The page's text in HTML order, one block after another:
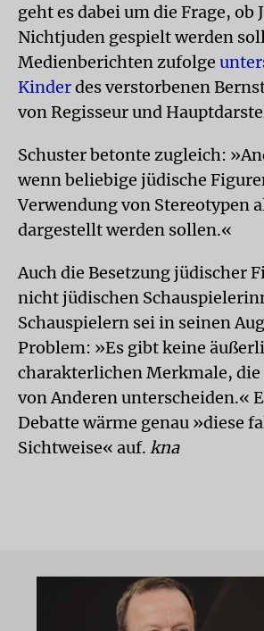
geht es dabei um die Frage, ob
Nichtjuden gespielt werden
Medienberichten zufolge
Kinderdes verstorbenen
von Regisseur und
Schuster betonte zugleich:
wenn beliebige jüdische
Verwendung von Stereotypen
dargestellt werden sollen.«
Auch die Besetzung jüdischer
nicht jüdischen
Schauspielern sei in seinen
Problem: »Es gibt keine
charakterlichen Merkmale,
von Anderen unterscheiden.«
Debatte wärme genau »diese
Sichtweise« auf. kna